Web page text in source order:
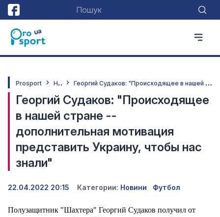
Prosport Н
овини Г
еоргий Судаков: "Происходящее в нашей стране -- дополнительная мотивация представить Украину, чтобы нас знали"
Георгий Судаков: "Происходящее
в нашей стране --
дополнительная мотивация
представить Украину, чтобы нас
знали"
22.04.2022 20:15 Категории: Новини Футбол
Полузащитник "Шахтера" Георгий Судаков получил от